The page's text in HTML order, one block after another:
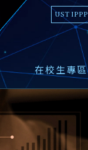
UST IPPP
在校生專區